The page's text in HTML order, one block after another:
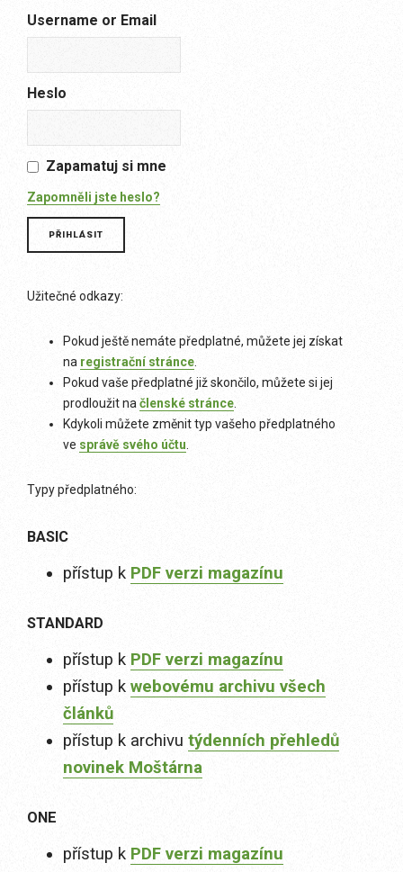
Username or Email
Heslo
Zapamatuj si mne
Zapomněli jste heslo?
Užitečné odkazy:
Pokud ještě nemáte předplatné, můžete jej získat
na registrační stránce
Pokud vaše předplatné již skončilo, můžete si jej
prodloužit na členské stránce
Kdykoli můžete změnit typ vašeho předplatného
ve správě svého účtu
Typy předplatného:
BASIC
přístup k PDF verzi magazínu
STANDARD
přístup k PDF verzi magazínu
přístup k webovému archivu všech
článků
přístup k archivu týdenních přehledů
novinek Moštárna
ONE
přístup k PDF verzi magazínu